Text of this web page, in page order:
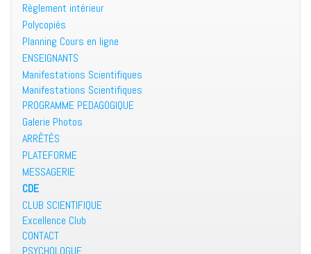
Règlement intérieur
Polycopiés
Planning Cours en ligne
ENSEIGNANTS
Manifestations Scientifiques
Manifestations Scientifiques
PROGRAMME PEDAGOGIQUE
Galerie Photos
ARRÊTÉS
PLATEFORME
MESSAGERIE
CDE
CLUB SCIENTIFIQUE
Excellence Club
CONTACT
PSYCHOLOGUE